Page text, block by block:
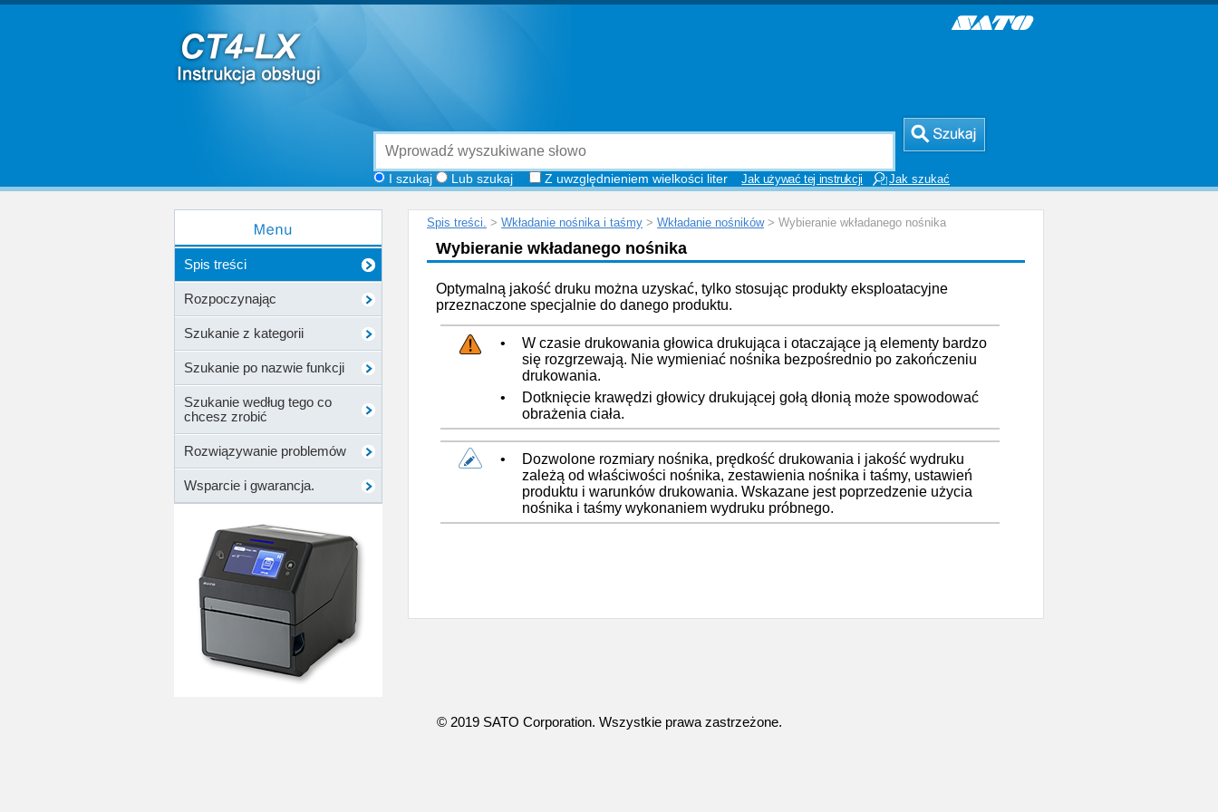
I szukaj Lub szukaj Z uwzględnieniem wielkości liter Jak szukać
Jak używać tej instrukcji
Spis treści
Rozpoczynając
Szukanie z kategorii
Szukanie po nazwie funkcji
Szukanie według tego co
chcesz zrobić
Rozwiązywanie problemów
Wsparcie i gwarancja.
Spis treści. > Wkładanie nośnika i taśmy > Wkładanie nośników> Wybieranie wkładanego nośnika
Wybieranie wkładanego nośnika
Optymalną jakość druku można uzyskać, tylko stosując produkty eksploatacyjne
przeznaczone specjalnie do danego produktu.
•
W czasie drukowania głowica drukująca i otaczające ją elementy bardzo
się rozgrzewają. Nie wymieniać nośnika bezpośrednio po zakończeniu
drukowania.
•
Dotknięcie krawędzi głowicy drukującej gołą dłonią może spowodować
obrażenia ciała.
•
Dozwolone rozmiary nośnika, prędkość drukowania i jakość wydruku
zależą od właściwości nośnika, zestawienia nośnika i taśmy, ustawień
produktu i warunków drukowania. Wskazane jest poprzedzenie użycia
nośnika i taśmy wykonaniem wydruku próbnego.
© 2019 SATO Corporation. Wszystkie prawa zastrzeżone.